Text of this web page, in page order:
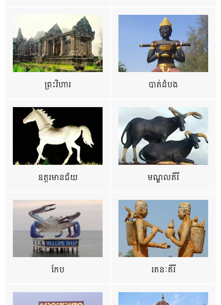
ព្រះវិហារ បាត់ដំបង
ឧត្ដរមានជ័យ មណ្ឌលគីរី
កែប រតនៈគីរី